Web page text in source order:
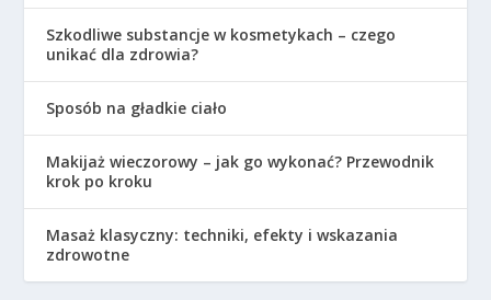
Szkodliwe substancje w kosmetykach – czego
unikać dla zdrowia?
Sposób na gładkie ciało
Makijaż wieczorowy – jak go wykonać? Przewodnik
krok po kroku
Masaż klasyczny: techniki, efekty i wskazania
zdrowotne